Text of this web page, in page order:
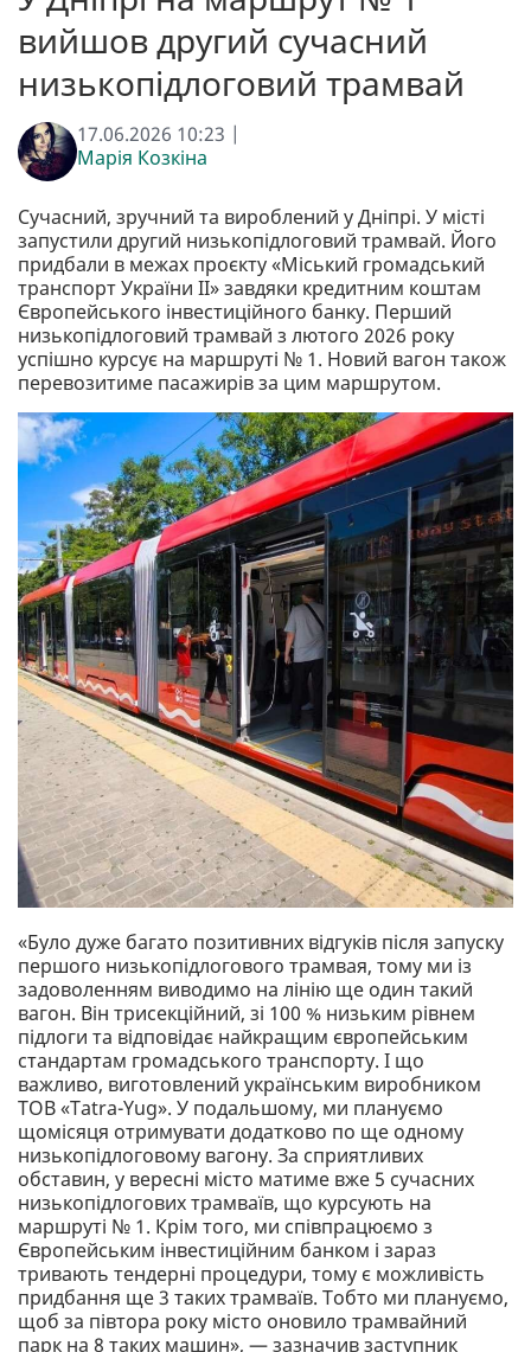
вийшов другий сучасний
низькопідлоговий трамвай
17.06.2026 10:23 |
Марія Козкіна
Сучасний, зручний та вироблений у Дніпрі. У місті
запустили другий низькопідлоговий трамвай. Його
придбали в межах проєкту «Міський громадський
транспорт України ІІ» завдяки кредитним коштам
Європейського інвестиційного банку. Перший
низькопідлоговий трамвай з лютого 2026 року
успішно курсує на маршруті № 1. Новий вагон також
перевозитиме пасажирів за цим маршрутом.
«Було дуже багато позитивних відгуків після запуску
першого низькопідлогового трамвая, тому ми із
задоволенням виводимо на лінію ще один такий
вагон. Він трисекційний, зі 100 % низьким рівнем
підлоги та відповідає найкращим європейським
стандартам громадського транспорту. І що
важливо, виготовлений українським виробником
ТОВ «Tatra-Yug». У подальшому, ми плануємо
щомісяця отримувати додатково по ще одному
низькопідлоговому вагону. За сприятливих
обставин, у вересні місто матиме вже 5 сучасних
низькопідлогових трамваїв, що курсують на
маршруті № 1. Крім того, ми співпрацюємо з
Європейським інвестиційним банком і зараз
тривають тендерні процедури, тому є можливість
придбання ще 3 таких трамваїв. Тобто ми плануємо,
щоб за півтора року місто оновило трамвайний
парк на 8 таких машин», — зазначив заступник